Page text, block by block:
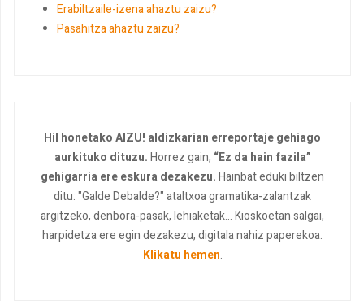
Erabiltzaile-izena ahaztu zaizu?
Pasahitza ahaztu zaizu?
Hil honetako AIZU! aldizkarian erreportaje gehiago
aurkituko dituzu.Horrez gain, “Ez da hain fazila”
gehigarria ere eskura dezakezu.Hainbat eduki biltzen
ditu: "Galde Debalde?" ataltxoa gramatika-zalantzak
argitzeko, denbora-pasak, lehiaketak... Kioskoetan salgai,
harpidetza ere egin dezakezu, digitala nahiz paperekoa.
Klikatu hemen.